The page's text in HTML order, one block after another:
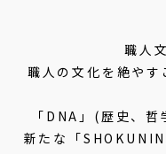
職人文化
NEWS
EC
職人
職人の文化を絶やす
「DNA」(歴史、
新たな「